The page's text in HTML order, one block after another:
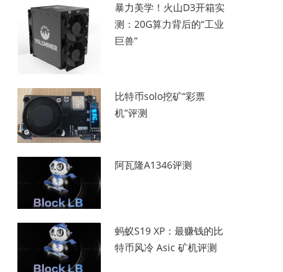
暴力美学！火山D3开箱实
测：20G算力背后的“工业
巨兽”
比特币solo挖矿“彩票
机”评测
阿瓦隆A1346评测
蚂蚁S19 XP：最赚钱的比
特币风冷 Asic 矿机评测